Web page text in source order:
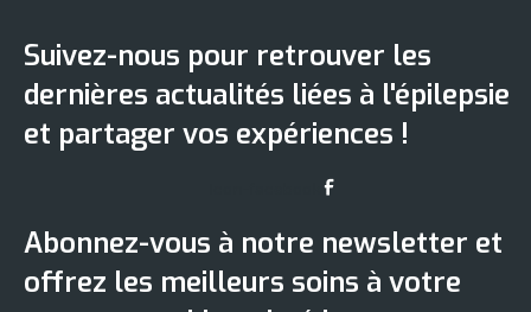
Suivez-nous pour retrouver les
dernières actualités liées à l'épilepsie
et partager vos expériences !
Abonnez-vous à notre newsletter et
offrez les meilleurs soins à votre